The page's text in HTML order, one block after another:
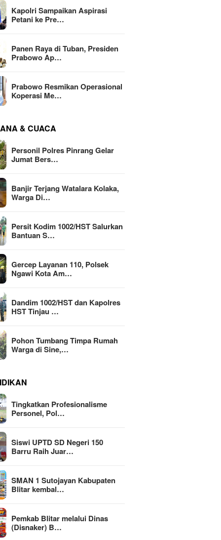
Kapolri Sampaikan Aspirasi
Petani ke Pre…
Panen Raya di Tuban, Presiden
Prabowo Ap…
Prabowo Resmikan Operasional
Koperasi Me…
& CUACA
Personil Polres Pinrang Gelar
Jumat Bers…
Banjir Terjang Watalara Kolaka,
Warga Di…
Persit Kodim 1002/HST Salurkan
Bantuan S…
Gercep Layanan 110, Polsek
Ngawi Kota Am…
Dandim 1002/HST dan Kapolres
HST Tinjau …
Pohon Tumbang Timpa Rumah
Warga di Sine,…
Tingkatkan Profesionalisme
Personel, Pol…
Siswi UPTD SD Negeri 150
Barru Raih Juar…
SMAN 1 Sutojayan Kabupaten
Blitar kembal…
Pemkab Blitar melalui Dinas
(Disnaker) B…